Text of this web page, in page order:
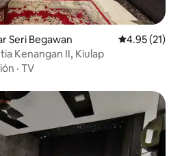
Seri Begawan Calificación
4.95 (21)
Kenangan II, Kiulap
· TV